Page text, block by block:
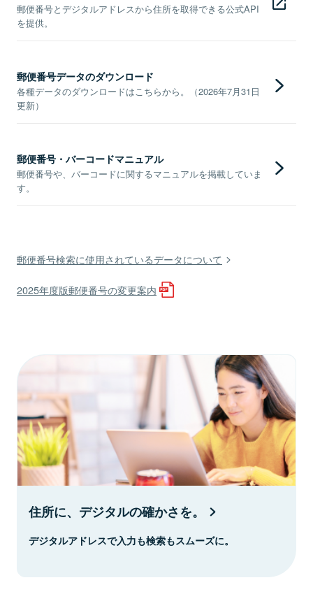
郵便番号とデジタルアドレスから住所を取得できる公式API
を提供。
郵便番号データのダウンロード
各種データのダウンロードはこちらから。（2026年7月31日
更新）
郵便番号・バーコードマニュアル
郵便番号や、バーコードに関するマニュアルを掲載していま
す。
郵便番号検索に使用されているデータについて
2025年度版郵便番号の変更案内
住所に、デジタルの確かさを。
デジタルアドレスで入力も検索もスムーズに。